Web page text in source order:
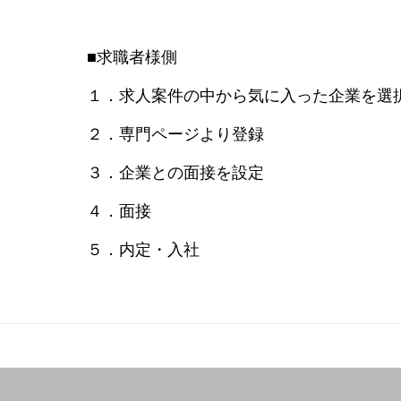
■求職者様側
１．求人案件の中から気に入った企業を選
２．専門ページより登録
３．企業との面接を設定
４．面接
５．内定・入社